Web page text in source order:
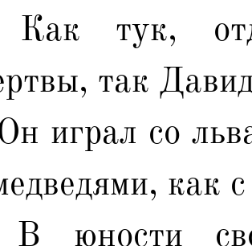
тук,
так
играл со
как
юности